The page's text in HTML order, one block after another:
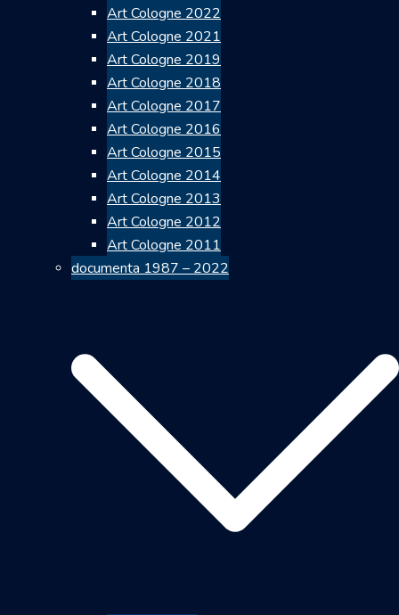
Art Cologne 2022
Art Cologne 2021
Art Cologne 2019
Art Cologne 2018
Art Cologne 2017
Art Cologne 2016
Art Cologne 2015
Art Cologne 2014
Art Cologne 2013
Art Cologne 2012
Art Cologne 2011
documenta 1987 – 2022